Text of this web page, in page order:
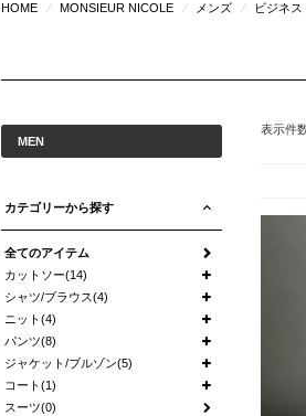
HOME ⁄ MONSIEUR NICOLE ⁄ メンズ ⁄ ビジネス
表示件
MEN
カテゴリーから探す
全てのアイテム
カットソー(14)
シャツ/ブラウス(4)
ニット(4)
パンツ(8)
ジャケット/ブルゾン(5)
コート(1)
スーツ(0)